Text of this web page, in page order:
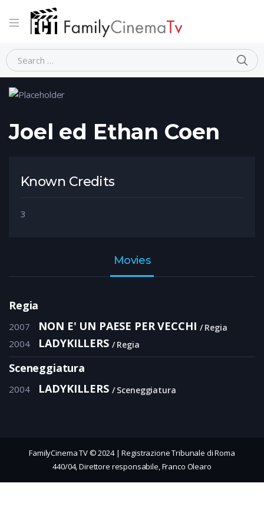
Home Person Joel ed Ethan Coen
Joel ed Ethan Coen
Known Credits
3
Movies
Regia
2007 NON E' UN PAESE PER VECCHI Regia
2004 LADYKILLERS Regia
Sceneggiatura
2004 LADYKILLERS Sceneggiatura
FamilyCinema TV © 2024 | Registrazione Tribunale di Roma
440/04, Direttore responsabile, Franco Olearo